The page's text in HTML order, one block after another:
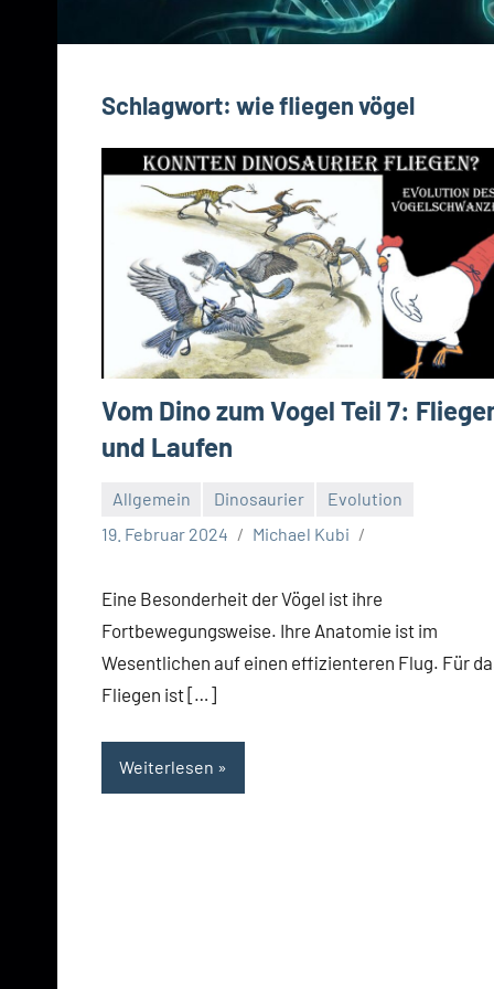
Schlagwort: wie fliegen vögel
Vom Dino zum Vogel Teil 7:
und Laufen
Allgemein Dinosaurier
Evolution
19. Februar 2024
Michael Kubi
Eine Besonderheit der Vögel ist ihre
Fortbewegungsweise. Ihre Anatomie ist im
Wesentlichen auf einen effizienteren Flug. Für
Fliegen ist […]
Weiterlesen